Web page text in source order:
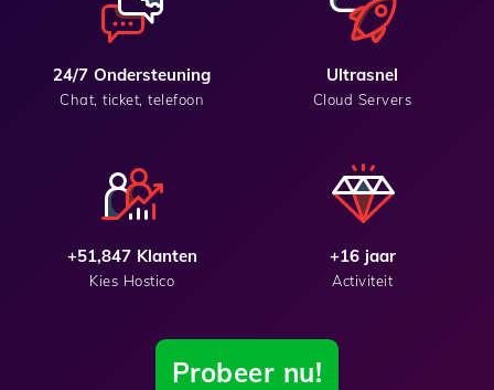
24/7 Ondersteuning
Chat, ticket, telefoon
Ultrasnel
Cloud Servers
+51,847 Klanten
Kies Hostico
+16 jaar
Activiteit
Probeer nu!